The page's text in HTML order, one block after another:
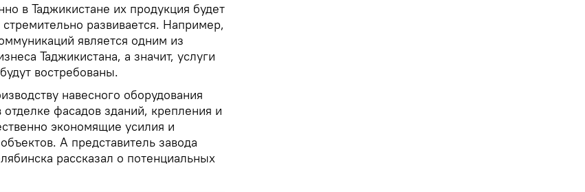
в Таджикистане их продукция будет
развивается. Например,
является одним из
Таджикистана, а значит, услуги
востребованы.
навесного оборудования
фасадов зданий, крепления и
экономящие усилия и
А представитель завода
рассказал о потенциальных